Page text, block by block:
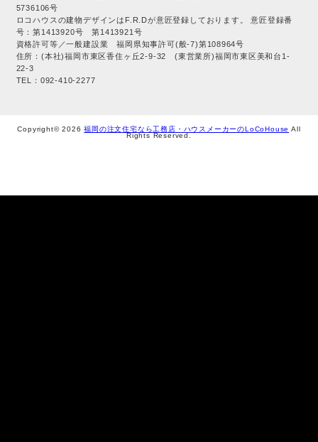
5736106号
ロコハウスの建物デザインはF.R.Dが意匠登録しております。 意匠登録番
号：第1413920号 第1413921号
資格許可等／一般建設業 福岡県知事許可(般-7)第108964号
住所：(本社)福岡市東区香住ヶ丘2-9-32 (東営業所)福岡市東区美和台1-
22-3
TEL：092-410-2277
Copyright© 2026福岡の注文住宅なら工務店・ハウスメーカーのLoCoHouse All
Rights Reserved.